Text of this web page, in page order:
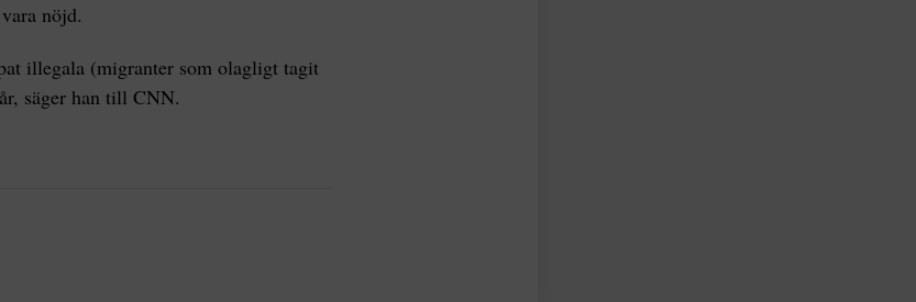
nöjd.
illegala (migranter som olagligt tagit
säger han till CNN.